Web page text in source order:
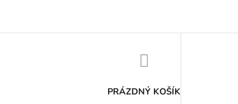
PRÁZDNÝ KOŠÍK